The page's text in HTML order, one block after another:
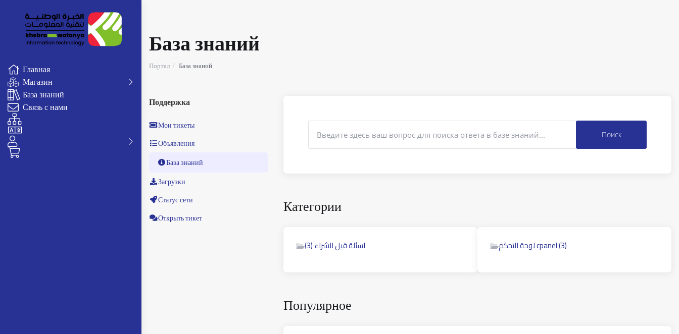
Главная
Магазин
База знаний
Связь с нами
База знаний
Портал База знаний
Поддержка
Мои тикеты
Объявления
База знаний
Загрузки
Статус сети
Открыть тикет
Категории
اسئلة قبل الشراء (3) لوحة التحكم cpanel (3)
Популярное